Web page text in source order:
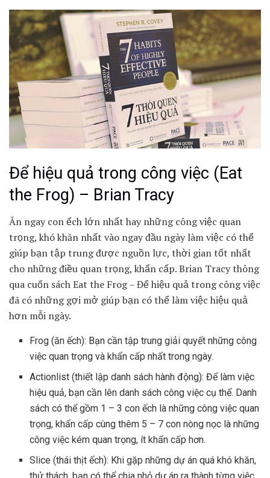
Để hiệu quả trong công việc (Eat
the Frog) – Brian Tracy
Ăn ngay con ếch lớn nhất hay những công việc quan
trọng, khó khăn nhất vào ngay đầu ngày làm việc có thể
giúp bạn tập trung được nguồn lực, thời gian tốt nhất
cho những điều quan trọng, khẩn cấp. Brian Tracy thông
qua cuốn sách Eat the Frog – Để hiệu quả trong công việc
đã có những gợi mở giúp bạn có thể làm việc hiệu quả
hơn mỗi ngày.
Frog (ăn ếch): Bạn cần tập trung giải quyết những công
việc quan trọng và khẩn cấp nhất trong ngày.
Actionlist (thiết lập danh sách hành động): Để làm việc
hiệu quả, bạn cần lên danh sách công việc cụ thể. Danh
sách có thể gồm 1 – 3 con ếch là những công việc quan
trọng, khẩn cấp cùng thêm 5 – 7 con nòng nọc là những
công việc kém quan trọng, ít khẩn cấp hơn.
Slice (thái thịt ếch): Khi gặp những dự án quá khó khăn,